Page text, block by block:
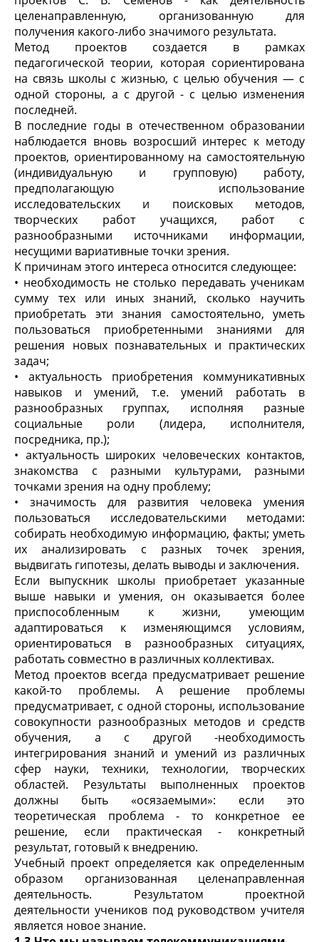
целенаправленную, организованную для
получения какого-либо значимого результата.
Метод проектов создается в рамках
педагогической теории, которая сориентирована
на связь школы с жизнью, с целью обучения — с
одной стороны, а с другой - с целью изменения
последней.
В последние годы в отечественном образовании
наблюдается вновь возросший интерес к методу
проектов, ориентированному на самостоятельную
(индивидуальную и групповую) работу,
предполагающую использование
исследовательских и поисковых методов,
творческих работ учащихся, работ с
разнообразными источниками информации,
несущими вариативные точки зрения.
К причинам этого интереса относится следующее:
• необходимость не столько передавать ученикам
сумму тех или иных знаний, сколько научить
приобретать эти знания самостоятельно, уметь
пользоваться приобретенными знаниями для
решения новых познавательных и практических
задач;
• актуальность приобретения коммуникативных
навыков и умений, т.е. умений работать в
разнообразных группах, исполняя разные
социальные роли (лидера, исполнителя,
посредника, пр.);
• актуальность широких человеческих контактов,
знакомства с разными культурами, разными
точками зрения на одну проблему;
• значимость для развития человека умения
пользоваться исследовательскими методами:
собирать необходимую информацию, факты; уметь
их анализировать с разных точек зрения,
выдвигать гипотезы, делать выводы и заключения.
Если выпускник школы приобретает указанные
выше навыки и умения, он оказывается более
приспособленным к жизни, умеющим
адаптироваться к изменяющимся условиям,
ориентироваться в разнообразных ситуациях,
работать совместно в различных коллективах.
Метод проектов всегда предусматривает решение
какой-то проблемы. А решение проблемы
предусматривает, с одной стороны, использование
совокупности разнообразных методов и средств
обучения, а с другой -необходимость
интегрирования знаний и умений из различных
сфер науки, техники, технологии, творческих
областей. Результаты выполненных проектов
должны быть «осязаемыми»: если это
теоретическая проблема - то конкретное ее
решение, если практическая - конкретный
результат, готовый к внедрению.
Учебный проект определяется как определенным
образом организованная целенаправленная
деятельность. Результатом проектной
деятельности учеников под руководством учителя
является новое знание.